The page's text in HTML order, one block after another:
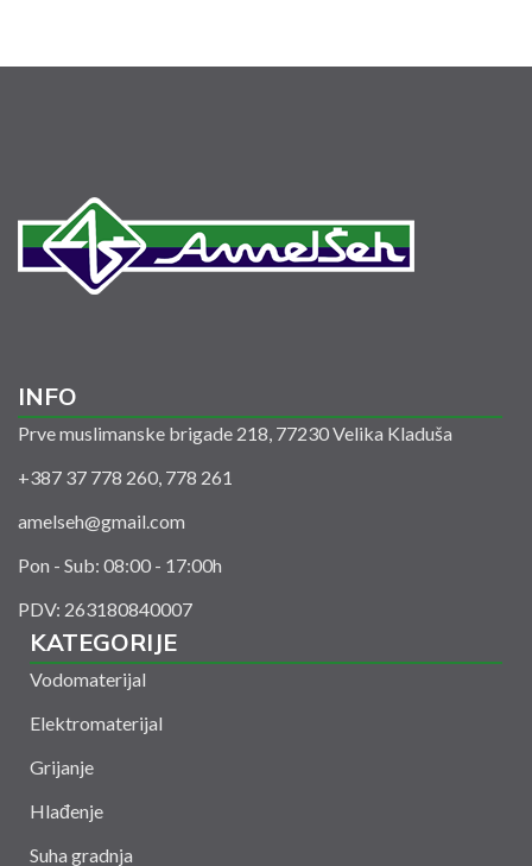
INFO
Prve muslimanske brigade 218, 77230 Velika Kladuša
+387 37 778 260, 778 261
amelseh@gmail.com
Pon - Sub: 08:00 - 17:00h
PDV: 263180840007
KATEGORIJE
Vodomaterijal
Elektromaterijal
Grijanje
Hlađenje
Suha gradnja